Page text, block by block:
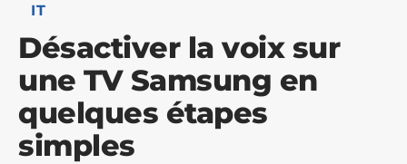
IT
Désactiver la voix sur
une TV Samsung en
quelques étapes
simples